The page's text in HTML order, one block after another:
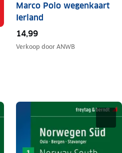
Marco Polo wegenkaart
Ierland
14,99
Verkoop doorANWB